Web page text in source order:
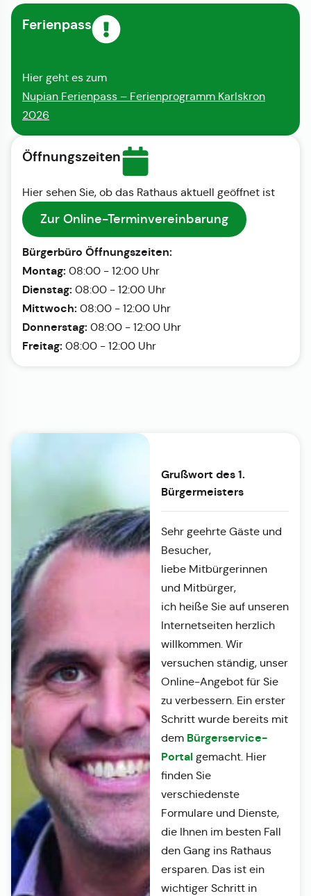
Ferienpass
Hier geht es zum
Nupian Ferienpass – Ferienprogramm Karlskron
2026
Öffnungszeiten
Hier sehen Sie, ob das Rathaus aktuell geöffnet ist
Zur Online-Terminvereinbarung
Bürgerbüro Öffnungszeiten:
Montag: 08:00 - 12:00 Uhr
Dienstag: 08:00 - 12:00 Uhr
Mittwoch: 08:00 - 12:00 Uhr
Donnerstag: 08:00 - 12:00 Uhr
Freitag: 08:00 - 12:00 Uhr
Grußwort des 1.
Bürgermeisters
Sehr geehrte Gäste und
Besucher,
liebe Mitbürgerinnen
und Mitbürger,
ich heiße Sie auf unseren
Internetseiten herzlich
willkommen. Wir
versuchen ständig, unser
Online-Angebot für Sie
zu verbessern. Ein erster
Schritt wurde bereits mit
dem Bürgerservice-
Portalgemacht. Hier
finden Sie
verschiedenste
Formulare und Dienste,
die Ihnen im besten Fall
den Gang ins Rathaus
ersparen. Das ist ein
wichtiger Schritt in